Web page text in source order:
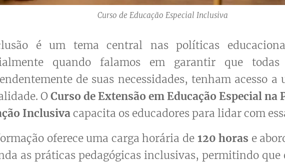
Curso de Educação Especial Inclusiva
é um tema central nas políticas
quando falamos em garantir que todas
de suas necessidades, tenham acesso a
OCurso de Extensão em Educação Especial na
Inclusivacapacita os educadores para lidar com
oferece uma carga horária de 120 horas e
as práticas pedagógicas inclusivas, permitindo que